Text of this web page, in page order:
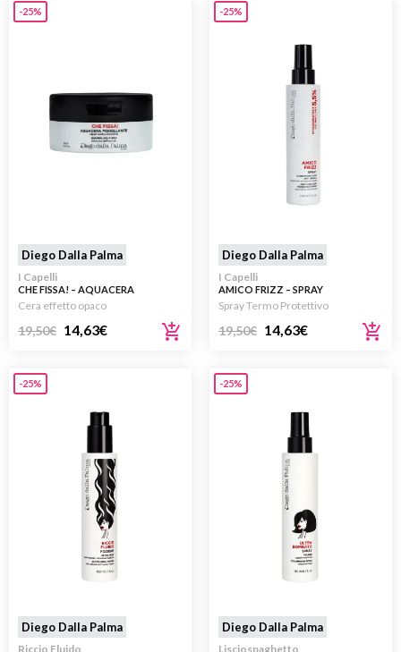
-25%
Diego Dalla Palma
I Capelli
CHE FISSA! – AQUACERA
MODELLANTE 100ML
Cera effetto opaco
19,50€ 14,63€
-25%
Diego Dalla Palma
I Capelli
AMICO FRIZZ – SPRAY
TERMOPROTETTORE ANTI
UMIDITÀ 150ML
Spray Termo Protettivo
19,50€ 14,63€
-25%
Diego Dalla Palma
Riccio Fluido
-25%
Diego Dalla Palma
Lisciospaghetto